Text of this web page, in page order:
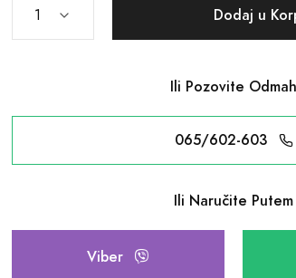
Dodaj u
Ili Pozovite Odmah
065/602-603
Ili Naručite Putem
Viber